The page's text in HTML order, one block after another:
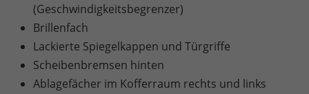
(Geschwindigkeitsbegrenzer)
Brillenfach
Lackierte Spiegelkappen und Türgriffe
Scheibenbremsen hinten
Ablagefächer im Kofferraum rechts und links